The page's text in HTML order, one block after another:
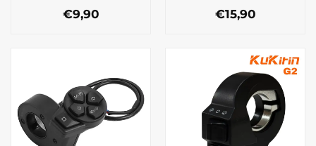
€9,90 €15,90